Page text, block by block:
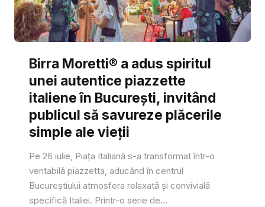
Birra Moretti® a adus spiritul
unei autentice piazzette
italiene în București, invitând
publicul să savureze plăcerile
simple ale vieții
Pe 26 iulie, Piața Italiană s-a transformat într-o
veritabilă piazzetta, aducând în centrul
Bucureștiului atmosfera relaxată și convivială
specifică Italiei. Printr-o serie de...